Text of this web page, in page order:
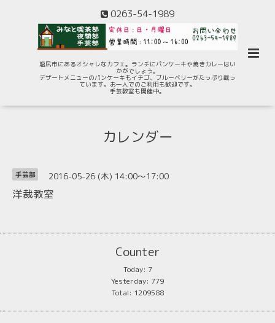
0263-54-1989
塩尻市にあるオシャレなカフェ。ランチにパンケーキや焼きカレーはい
かがでしょう。
デザートメニューのパンケーキもイチゴ、ブルーベリーがたっぷり載っ
ています。お一人でのご利用も歓迎です。
手芸教室も開催中。
カレンダー
手芸部 2016-05-26 (木) 14:00～17:00
洋裁教室
Counter
Today: 7
Yesterday: 779
Total: 1209588